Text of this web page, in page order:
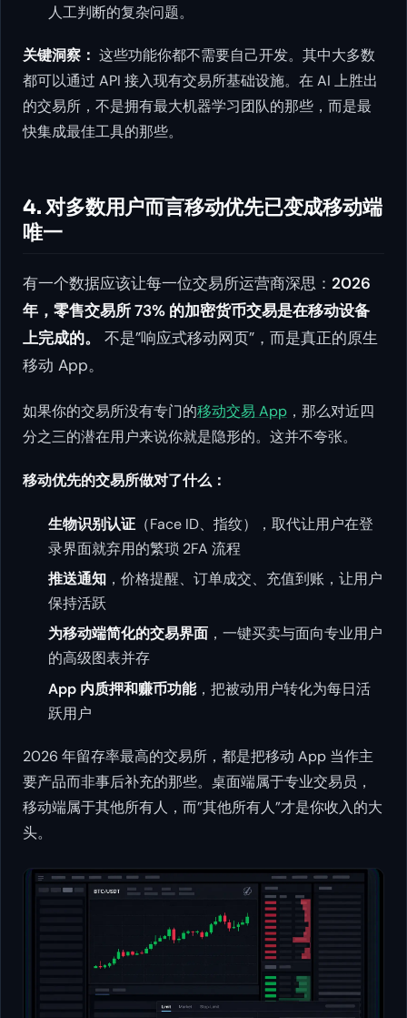
人工判断的复杂问题。
关键洞察： 这些功能你都不需要自己开发。其中大多数
都可以通过 API 接入现有交易所基础设施。在 AI 上胜出
的交易所，不是拥有最大机器学习团队的那些，而是最
快集成最佳工具的那些。
4. 对多数用户而言移动优先已变成移动端
唯一
有一个数据应该让每一位交易所运营商深思： 2026
年，零售交易所 73% 的加密货币交易是在移动设备
上完成的。
不是”响应式移动网页”，而是真正的原生
移动 App。
如果你的交易所没有专门的移动交易 App ，那么对近四
分之三的潜在用户来说你就是隐形的。这并不夸张。
移动优先的交易所做对了什么：
生物识别认证 （Face ID、指纹），取代让用户在登
录界面就弃用的繁琐 2FA 流程
推送通知 ，价格提醒、订单成交、充值到账，让用户
保持活跃
为移动端简化的交易界面 ，一键买卖与面向专业用户
的高级图表并存
App 内质押和赚币功能，把被动用户转化为每日活
跃用户
2026 年留存率最高的交易所，都是把移动 App 当作主
要产品而非事后补充的那些。桌面端属于专业交易员，
移动端属于其他所有人，而”其他所有人”才是你收入的大
头。